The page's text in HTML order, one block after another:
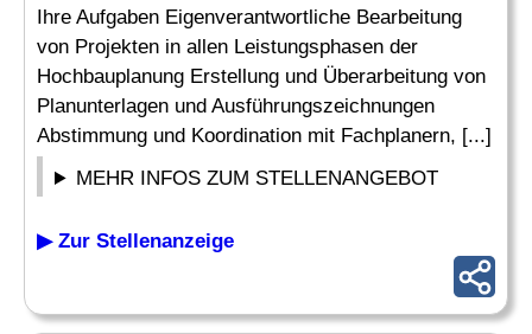
Ihre Aufgaben Eigenverantwortliche Bearbeitung
von Projekten in allen Leistungsphasen der
Hochbauplanung Erstellung und Überarbeitung von
Planunterlagen und Ausführungszeichnungen
Abstimmung und Koordination mit Fachplanern, [...]
MEHR INFOS ZUM STELLENANGEBOT
▶ Zur Stellenanzeige